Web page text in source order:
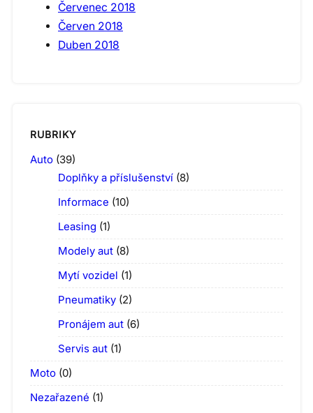
Červenec 2018
Červen 2018
Duben 2018
RUBRIKY
Auto (39)
Doplňky a příslušenství (8)
Informace (10)
Leasing (1)
Modely aut (8)
Mytí vozidel (1)
Pneumatiky (2)
Pronájem aut (6)
Servis aut (1)
Moto (0)
Nezařazené (1)